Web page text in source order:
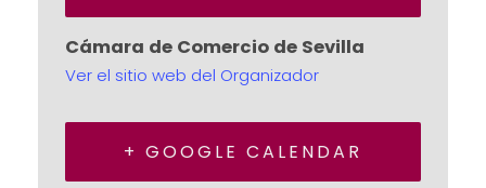
Cámara de Comercio de Sevilla
Ver el sitio web del Organizador
+ GOOGLE CALENDAR